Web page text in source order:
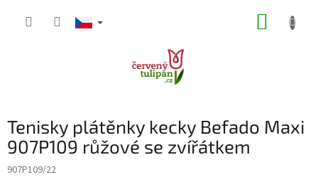
Tenisky plátěnky kecky Befado Maxi
907P109 růžové se zvířátkem
907P109/22